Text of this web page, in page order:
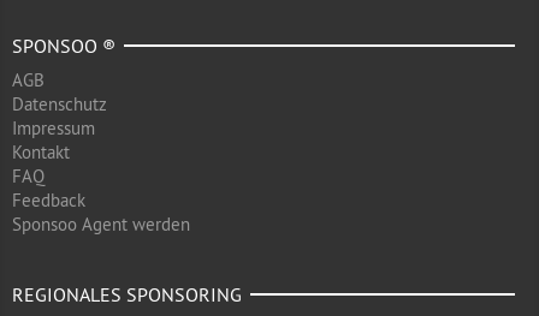
SPONSOO ®
AGB
Datenschutz
Impressum
Kontakt
FAQ
Feedback
Sponsoo Agent werden
REGIONALES SPONSORING